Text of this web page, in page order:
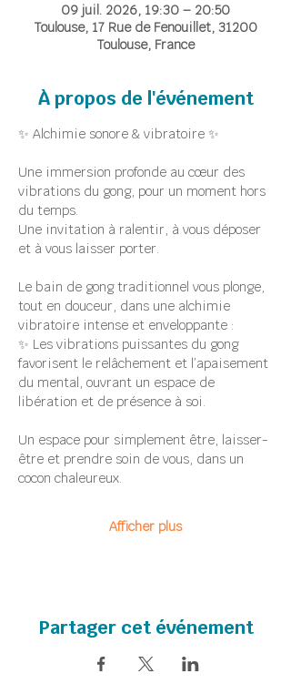
09 juil. 2026, 19:30 – 20:50
Toulouse, 17 Rue de Fenouillet, 31200
Toulouse, France
À propos de l'événement
✨ Alchimie sonore & vibratoire ✨
Une immersion profonde au cœur des
vibrations du gong, pour un moment hors
du temps.
Une invitation à ralentir, à vous déposer
et à vous laisser porter.
Le bain de gong traditionnel vous plonge,
tout en douceur, dans une alchimie
vibratoire intense et enveloppante :
✨ Les vibrations puissantes du gong
favorisent le relâchement et l’apaisement
du mental, ouvrant un espace de
libération et de présence à soi.
Un espace pour simplement être, laisser-
être et prendre soin de vous, dans un
cocon chaleureux.
Afficher plus
Partager cet événement